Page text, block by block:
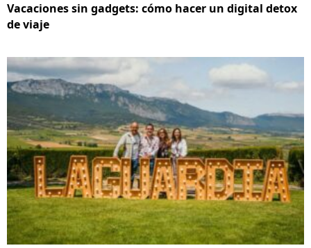
Vacaciones sin gadgets: cómo hacer un digital detox
de viaje